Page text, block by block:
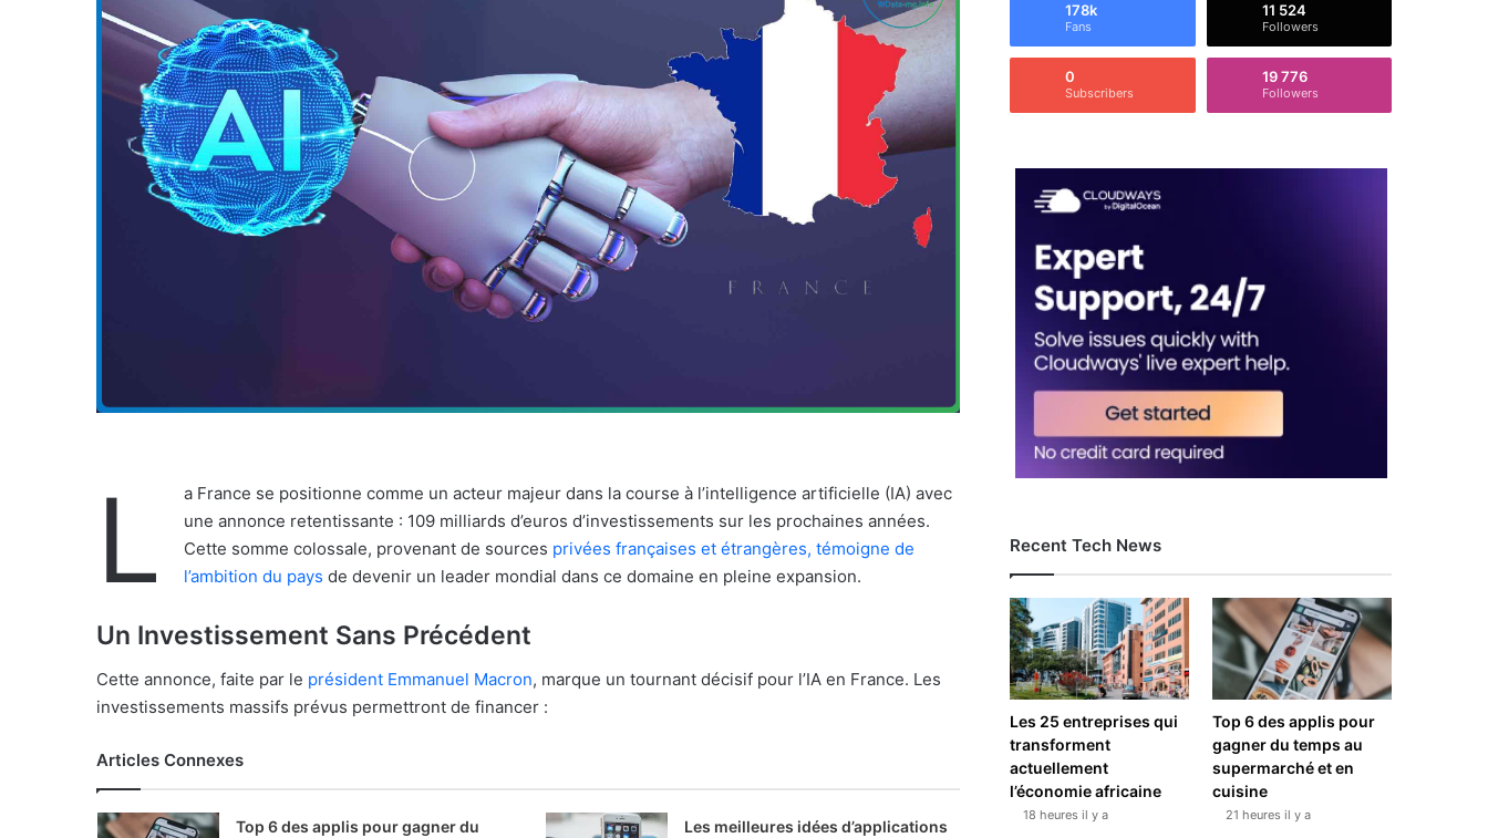
L
a France se positionne comme un acteur majeur dans la course à l’intelligence artificielle (IA) avec
une annonce retentissante : 109 milliards d’euros d’investissements sur les prochaines années.
Cette somme colossale, provenant de sources privées françaises et étrangères, témoigne de
l’ambition du pays de devenir un leader mondial dans ce domaine en pleine expansion.
Un Investissement Sans Précédent
Cette annonce, faite par le président Emmanuel Macron, marque un tournant décisif pour l’IA en France. Les
investissements massifs prévus permettront de financer :
Articles Connexes
Top 6 des applis pour gagner du
Les meilleures idées d’applications
178k
Fans
11 524
Followers
0
Subscribers
19 776
Followers
Recent Tech News
Les 25 entreprises qui
transforment
actuellement
l’économie africaine
18 heures il y a
Top 6 des applis pour
gagner du temps au
supermarché et en
cuisine
21 heures il y a